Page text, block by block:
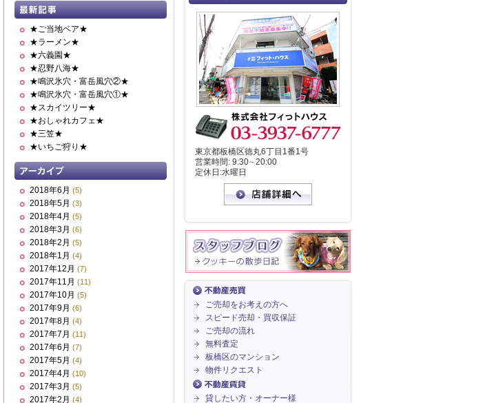
★ご当地ベア★
★ラーメン★
★六義園★
★忍野八海★
★鳴沢氷穴・富岳風穴②★
★鳴沢氷穴・富岳風穴①★
★スカイツリー★
★おしゃれカフェ★
★三笠★
★いちご狩り★
2018年6月 (5)
2018年5月 (3)
2018年4月 (5)
2018年3月 (6)
2018年2月 (5)
2018年1月 (4)
2017年12月 (7)
2017年11月 (11)
2017年10月 (5)
2017年9月 (6)
2017年8月 (4)
2017年7月 (11)
2017年6月 (7)
2017年5月 (4)
2017年4月 (10)
2017年3月 (5)
2017年2月 (4)
東京都板橋区徳丸6丁目1番1号
営業時間: 9:30∼20:00
定休日:水曜日
ご売却をお考えの方へ
スピード売却・買収保証
ご売却の流れ
無料査定
板橋区のマンション
物件リクエスト
貸したい方・オーナー様